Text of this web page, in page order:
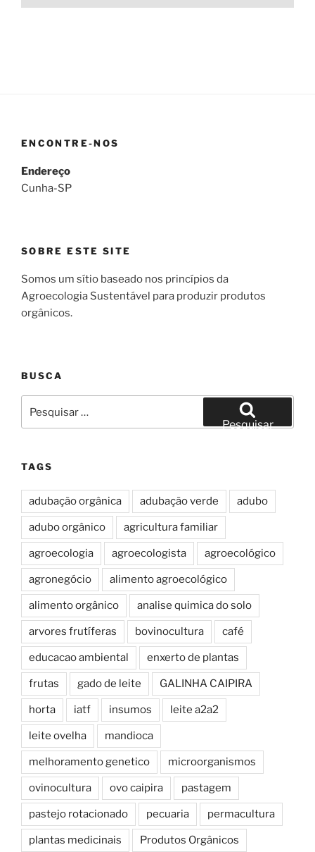
ENCONTRE-NOS
Endereço
Cunha-SP
SOBRE ESTE SITE
Somos um sítio baseado nos princípios da
Agroecologia Sustentável para produzir produtos
orgânicos.
BUSCA
por:
Pesquisar
TAGS
adubação orgânica adubação verde adubo
adubo orgânico agricultura familiar
agroecologia agroecologista agroecológico
agronegócio alimento agroecológico
alimento orgânico analise quimica do solo
arvores frutíferas bovinocultura café
educacao ambiental enxerto de plantas
frutas gado de leite GALINHA CAIPIRA
horta iatf insumos leite a2a2
leite ovelha mandioca
melhoramento genetico microorganismos
ovinocultura ovo caipira pastagem
pastejo rotacionado pecuaria permacultura
plantas medicinais Produtos Orgânicos